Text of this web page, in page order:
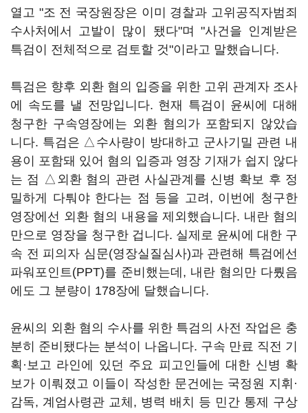
열고 "조 전 국장원장은 이미 경찰과 고위공직자범죄
수사처에서 고발이 많이 됐다"며 "사건을 인계받은
특검이 전체적으로 검토할 것"이라고 말했습니다.
특검은 향후 외환 혐의 입증을 위한 고위 관계자 조사
에 속도를 낼 전망입니다. 현재 특검이 윤씨에 대해
청구한 구속영장에는 외환 혐의가 포함되지 않았습
니다. 특검은 △수사량이 방대하고 군사기밀 관련 내
용이 포함돼 있어 혐의 입증과 영장 기재가 쉽지 않다
는 점 △외환 혐의 관련 사실관계를 신병 확보 후 정
밀하게 다퉈야 한다는 점 등을 고려, 이번에 청구한
영장에선 외환 혐의 내용을 제외했습니다. 내란 혐의
만으로 영장을 청구한 겁니다. 실제로 윤씨에 대한 구
속 전 피의자 심문(영장실질심사)과 관련해 특검에선
파워포인트(PPT)를 준비했는데, 내란 혐의만 다뤘음
에도 그 분량이 178장에 달했습니다.
윤씨의 외환 혐의 수사를 위한 특검의 사전 작업은 충
분히 준비됐다는 분석이 나옵니다. 구속 만료 직전 기
획·보고 라인에 있던 주요 피고인들에 대한 신병 확
보가 이뤄졌고 이들이 작성한 문건에는 국정원 지휘·
감독, 계엄사령관 교체, 병력 배치 등 민간 통제 구상